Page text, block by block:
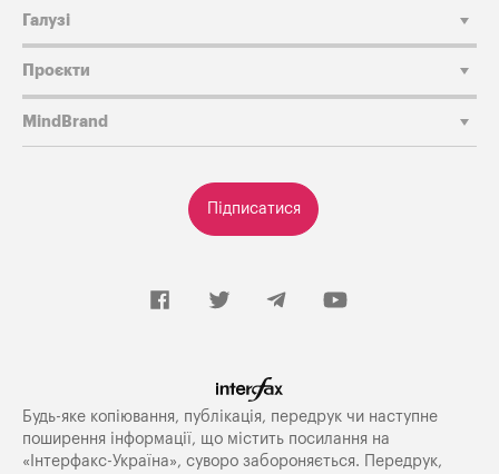
Підписатися
Галузі
Проєкти
MindBrand
Будь-яке копiювання, публiкацiя, передрук чи наступне
поширення iнформацiї, що мiстить посилання на
«Iнтерфакс-Україна», суворо забороняється. Передрук,